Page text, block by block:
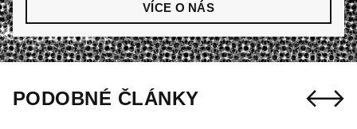
VÍCE O NÁS
PODOBNÉ ČLÁNKY